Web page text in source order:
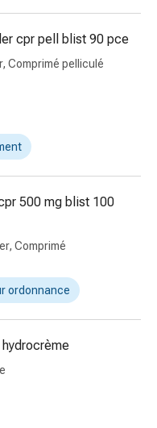
cpr pell blist 90 pce
Comprimé pelliculé
500 mg blist 100
Comprimé
ordonnance
hydrocrème